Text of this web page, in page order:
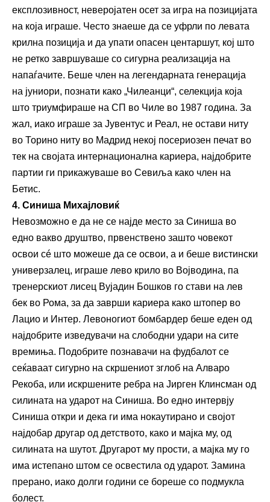
експлозивност, неверојатен осет за игра на позицијата
на која играше. Често знаеше да се уфрли по левата
крилна позиција и да упати опасен центаршут, кој што
не ретко завршуваше со сигурна реализација на
напаѓачите. Беше член на легендарната генерација
на јуниори, познати како „Чилеанци“, селекција која
што триумфираше на СП во Чиле во 1987 година. За
жал, иако играше за Јувентус и Реал, не остави ниту
во Торино ниту во Мадрид некој посериозен печат во
тек на својата интернационална кариера, најдобрите
партии ги прикажуваше во Севиља како член на
Бетис.
4. Синиша Михајловиќ
Невозможно е да не се најде место за Синиша во
едно вакво друштво, првенствено зашто човекот
освои сé што можеше да се освои, а и беше вистински
универзалец, играше лево крило во Војводина, па
тренерскиот лисец Вујадин Бошков го стави на лев
бек во Рома, за да заврши кариера како штопер во
Лацио и Интер. Левоногиот бомбардер беше еден од
најдобрите изведувачи на слободни удари на сите
времиња. Подобрите познавачи на фудбалот се
сеќаваат сигурно на скршениот зглоб на Алваро
Рекоба, или искршените ребра на Јирген Клинсман од
силината на ударот на Синиша. Во едно интервју
Синиша откри и дека ги има нокаутирано и својот
најдобар другар од детството, како и мајка му, од
силината на шутот. Другарот му прости, а мајка му го
има истепано штом се освестила од ударот. Замина
прерано, иако долги години се бореше со подмукла
болест.